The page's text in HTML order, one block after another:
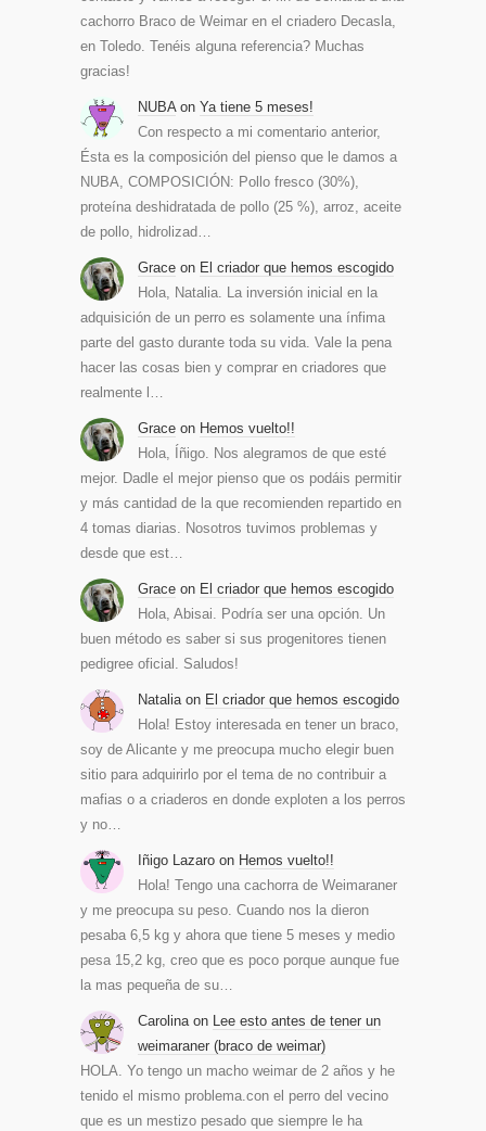
cachorro Braco de Weimar en el criadero Decasla,
en Toledo. Tenéis alguna referencia? Muchas
gracias!
NUBA on Ya tiene 5 meses!
Con respecto a mi comentario anterior,
Ésta es la composición del pienso que le damos a
NUBA, COMPOSICIÓN: Pollo fresco (30%),
proteína deshidratada de pollo (25 %), arroz, aceite
de pollo, hidrolizad…
Grace on El criador que hemos escogido
Hola, Natalia. La inversión inicial en la
adquisición de un perro es solamente una ínfima
parte del gasto durante toda su vida. Vale la pena
hacer las cosas bien y comprar en criadores que
realmente l…
Grace on Hemos vuelto!!
Hola, Íñigo. Nos alegramos de que esté
mejor. Dadle el mejor pienso que os podáis permitir
y más cantidad de la que recomienden repartido en
4 tomas diarias. Nosotros tuvimos problemas y
desde que est…
Grace on El criador que hemos escogido
Hola, Abisai. Podría ser una opción. Un
buen método es saber si sus progenitores tienen
pedigree oficial. Saludos!
Natalia on El criador que hemos escogido
Hola! Estoy interesada en tener un braco,
soy de Alicante y me preocupa mucho elegir buen
sitio para adquirirlo por el tema de no contribuir a
mafias o a criaderos en donde exploten a los perros
y no…
Iñigo Lazaro on Hemos vuelto!!
Hola! Tengo una cachorra de Weimaraner
y me preocupa su peso. Cuando nos la dieron
pesaba 6,5 kg y ahora que tiene 5 meses y medio
pesa 15,2 kg, creo que es poco porque aunque fue
la mas pequeña de su…
Carolina on Lee esto antes de tener un
weimaraner (braco de weimar)
HOLA. Yo tengo un macho weimar de 2 años y he
tenido el mismo problema.con el perro del vecino
que es un mestizo pesado que siempre le ha